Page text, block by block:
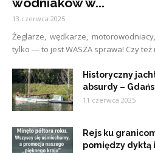
13 czerwca 2025
Żeglarze, wędkarze,
tylko — to jest WASZA sprawa! Czy też
Historyczny
absurdy –
11 czerwca 2025
Rejs ku
pomiędzy dyktą